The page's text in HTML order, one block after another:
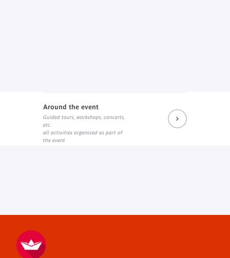
Around the event
Guided tours, workshops, concerts,
etc.
all activities organized as part of
the event